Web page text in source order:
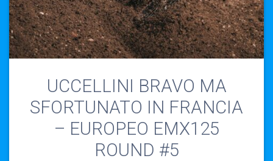
UCCELLINI BRAVO MA
SFORTUNATO IN FRANCIA
– EUROPEO EMX125
ROUND #5